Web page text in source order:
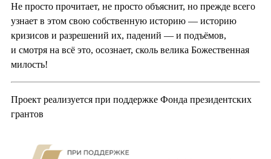
Не просто прочитает, не просто объяснит, но прежде всего
узнает в этом свою собственную историю — историю
кризисов и разрешений их, падений — и подъёмов,
и смотря на всё это, осознает, сколь велика Божественная
милость!
Проект реализуется при поддержке Фонда президентских
грантов